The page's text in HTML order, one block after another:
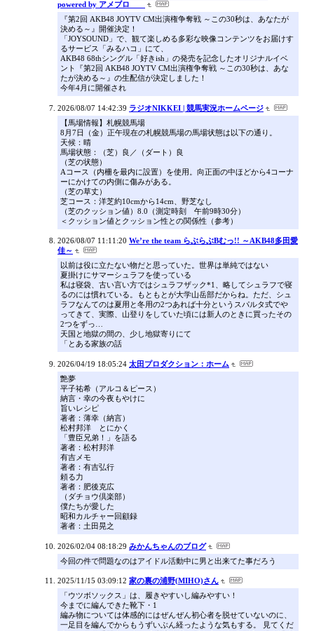
powered by アメブロ
『第2回 AKB48 JOYTV CM出演権争奪戦 ～この30秒は、あなたが
決める～』開催決定！
「JOYSOUND」で、観て楽しめる多彩な映像コンテンツをお届けす
るサービス「みるハコ」にて、
AKB48 68thシングル「好きish」の発売を記念したオリジナルイベ
ント『第2回 AKB48 JOYTV CM出演権争奪戦 ～この30秒は、あな
たが決める～』の生配信が決定しました！
今年4月に開催され
2026/08/07 14:42:39 ラジオNIKKEI | 競馬実況ホームページ
【馬場情報】札幌競馬場
8月7日（金）正午現在の札幌競馬場の馬場状態は以下の通り。
天候：晴
馬場状態：（芝）良／（ダート）良
（芝の状態）
Aコース（内柵を最内に設置）を使用。向正面の中ほどから4コーナ
ーにかけての内側に傷みがある。
（芝の草丈）
芝コース：洋芝約10cmから14cm、野芝なし
（芝のクッション値）8.0（測定時刻 午前9時30分）
＜クッション値とクッション性との関係性（参考）
2026/08/07 11:11:20 We’re the team らぶらぶBむっ!! ～AKB48多田愛
佳～
以前は役に立たない物だと思っていた。世界は単純ではない
夏掛けにサマーシュラフを使っている
私は寝袋、古い言い方ではシュラフザック*1、略してシュラフで寝
るのには慣れている。もともとが大学山岳部だからね。ただ、シュ
ラフなんてのは夏用と冬用の2つあれば十分というスパルタ式でや
ってきて、実際、山登りをしていた頃には新人のときに買ったその
2つをずっ…
天国と地獄の間の、少し地獄寄りにて
「とある家族の話
2026/04/19 18:05:24 太田プロダクション：ホーム
艶夢
平子祐希（アルコ＆ピース）
納言・幸の今夜もやけに
旨いレシピ
著者：薄幸（納言）
松村邦洋 とにかく
「豊臣兄弟！」を語る
著者：松村邦洋
有吉メモ
著者：有吉弘行
頼る力
著者：肥後克広
（ダチョウ倶楽部）
僕たちが愛した
昭和カルチャー回顧録
著者：土田晃之
2026/02/04 08:18:29 みかんちゃんのブログ
今回の件で問題なのはアイドル活動中に男と出来てた事だろう
2025/11/15 03:09:12 家の裏の浦野(MIHO)さん
「ウツボソックス」は、履きやすいし編みやすい！
今までに編んできた靴下・1
編み物については体感的にはぜんぜん初心者を脱せていないのに、
一足目を編んでからもうずいぶん経ったような気もする。 見てくだ